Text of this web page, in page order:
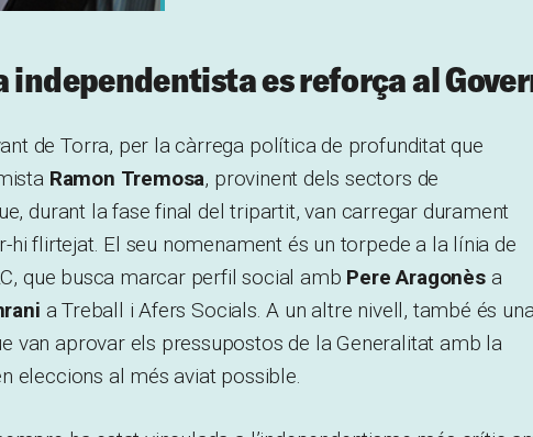
independentista es reforça al
de Torra, per la càrrega política de profunditat que
Ramon Tremosa, provinent dels sectors de
durant la fase final del tripartit, van carregar durament
hi flirtejat. El seu nomenament és un torpede a la línia de
que busca marcar perfil social amb Pere Aragonèsa
a Treball i Afers Socials. A un altre nivell, també és
van aprovar els pressupostos de la Generalitat amb la
eleccions al més aviat possible.